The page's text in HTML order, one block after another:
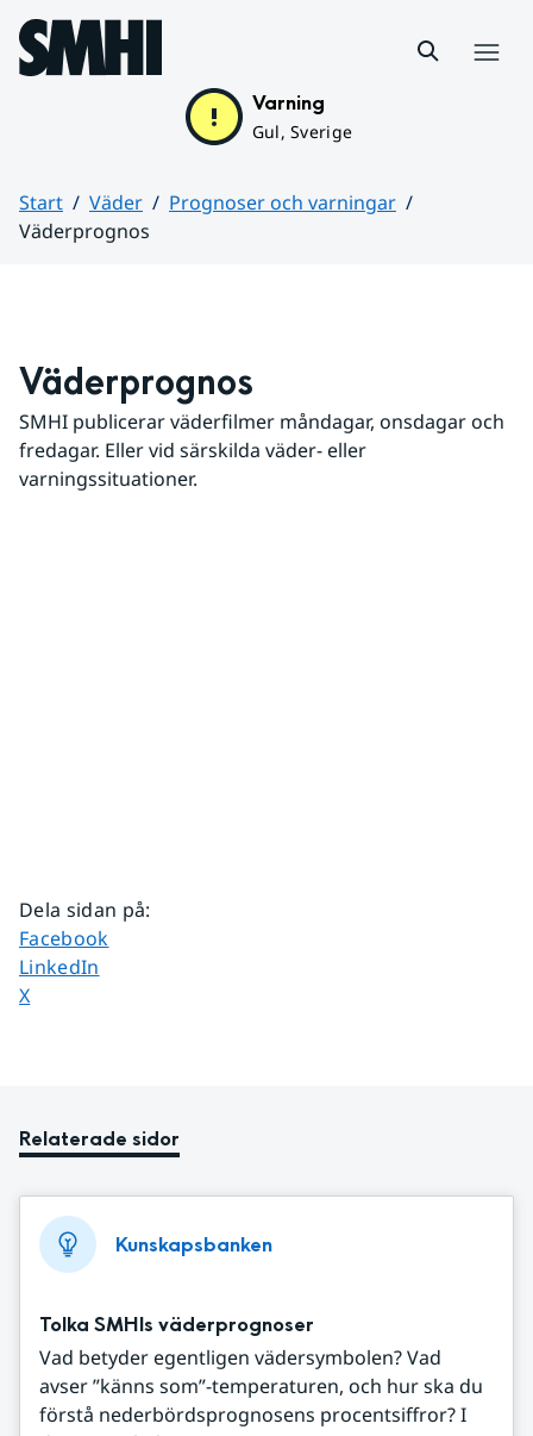
Hoppa till sidans innehåll
Varning
Gul, Sverige
Start Väder
Prognoser och varningar
Väderprognos
Väderprognos
SMHI publicerar väderfilmer måndagar, onsdagar och
fredagar. Eller vid särskilda väder- eller
varningssituationer.
Dela sidan på:
Dela sidan på
Facebook
Dela sidan på
LinkedIn
Dela sidan på
X
Relaterade sidor
Kunskapsbanken
Tolka SMHIs väderprognoser
Vad betyder egentligen vädersymbolen? Vad
avser ”känns som”-temperaturen, och hur ska du
förstå nederbördsprognosens procentsiffror? I